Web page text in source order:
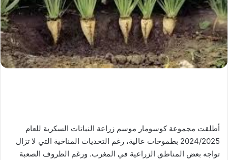
أطلقت مجموعة كوسومار موسم زراعة النباتات السكرية للعام
2024/2025 بطموحات عالية، رغم التحديات المناخية التي لا تزال
تواجه بعض المناطق الزراعية في المغرب. ورغم الظروف الصعبة